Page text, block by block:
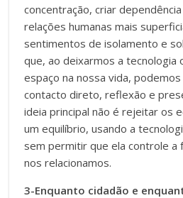
concentração, criar
relações humanas mais
sentimentos de isolamento e
que, ao deixarmos a tecnologia
espaço na nossa vida,
contacto direto, reflexão e
ideia principal não é rejeitar os
um equilíbrio, usando a
sem permitir que ela controle a
nos relacionamos.
3-Enquanto cidadão e